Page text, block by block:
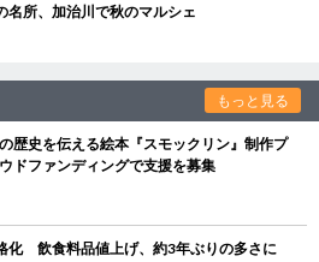
名所、加治川で秋のマルシェ
もっと見る
歴史を伝える絵本『スモックリン』制作プ
ドファンディングで支援を募集
化 飲食料品値上げ、約3年ぶりの多さに